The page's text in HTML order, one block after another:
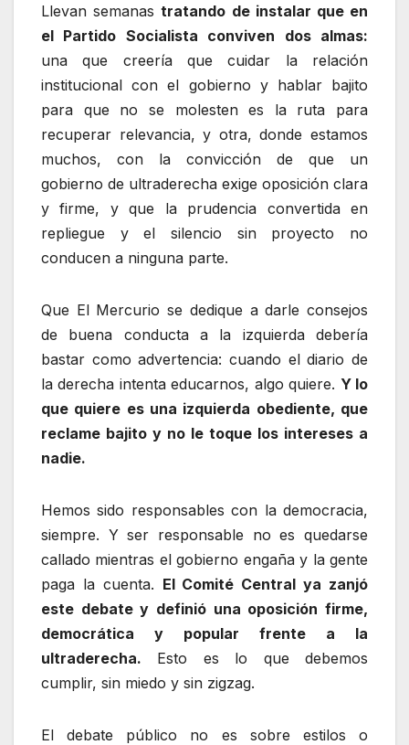
Llevan semanastratando de instalar que en
el Partido Socialista conviven dos almas:
una que creería que cuidar la relación
institucional con el gobierno y hablar bajito
para que no se molesten es la ruta para
recuperar relevancia, y otra, donde estamos
muchos, con la convicción de que un
gobierno de ultraderecha exige oposición clara
y firme, y que la prudencia convertida en
repliegue y el silencio sin proyecto no
conducen a ninguna parte.
Que El Mercurio se dedique a darle consejos
de buena conducta a la izquierda debería
bastar como advertencia: cuando el diario de
la derecha intenta educarnos, algo quiere. Y lo
que quiere es una izquierda obediente, que
reclame bajito y no le toque los intereses a
nadie.
Hemos sido responsables con la democracia,
siempre. Y ser responsable no es quedarse
callado mientras el gobierno engaña y la gente
paga la cuenta. El Comité Central ya zanjó
este debate y definió una oposición firme,
democrática y popular frente a la
ultraderecha. Esto es lo que debemos
cumplir, sin miedo y sin zigzag.
El debate público no es sobre estilos o